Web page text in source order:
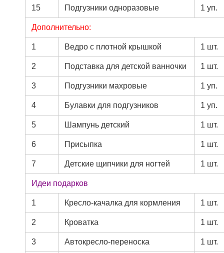
15 Подгузники одноразовые 1 уп.
Дополнительно:
1 Ведро с плотной крышкой 1 шт.
2 Подставка для детской ванночки 1 шт.
3 Подгузники махровые 1 уп.
4 Булавки для подгузников 1 уп.
5 Шампунь детский 1 шт.
6 Присыпка 1 шт.
7 Детские щипчики для ногтей 1 шт.
Идеи подарков
1 Кресло-качалка для кормления 1 шт.
2 Кроватка 1 шт.
3 Автокресло-переноска 1 шт.